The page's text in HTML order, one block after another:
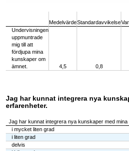
MedelvärdeStandardavvikelse
Undervisningen
uppmuntrade
mig till att
fördjupa mina
kunskaper om
ämnet.
4,5 0,8
Jag har kunnat integrera nya
erfarenheter.
Jag har kunnat integrera nya kunskaper med mina
i mycket liten grad
i liten grad
delvis